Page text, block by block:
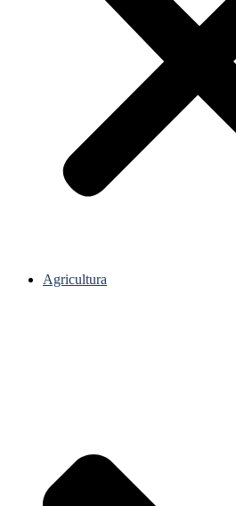
Agricultura